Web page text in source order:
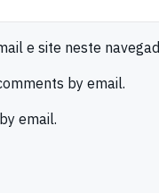
e site neste
by email.
email.